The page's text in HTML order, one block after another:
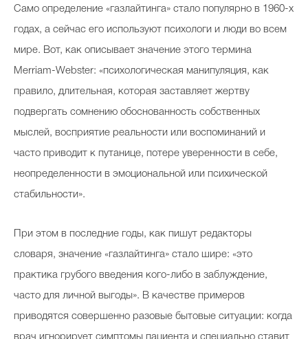
Само определение «газлайтинга» стало популярно в 1960-х
годах, а сейчас его используют психологи и люди во всем
мире. Вот, как описывает значение этого термина
Merriam-Webster: «психологическая манипуляция, как
правило, длительная, которая заставляет жертву
подвергать сомнению обоснованность собственных
мыслей, восприятие реальности или воспоминаний и
часто приводит к путанице, потере уверенности в себе,
неопределенности в эмоциональной или психической
стабильности».
При этом в последние годы, как пишут редакторы
словаря, значение «газлайтинга» стало шире: «это
практика грубого введения кого-либо в заблуждение,
часто для личной выгоды». В качестве примеров
приводятся совершенно разовые бытовые ситуации: когда
врач игнорирует симптомы пациента и специально ставит